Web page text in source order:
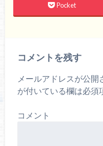
Pocket
コメントを残す
メールアドレスが公開
が付いている欄は必須
コメント